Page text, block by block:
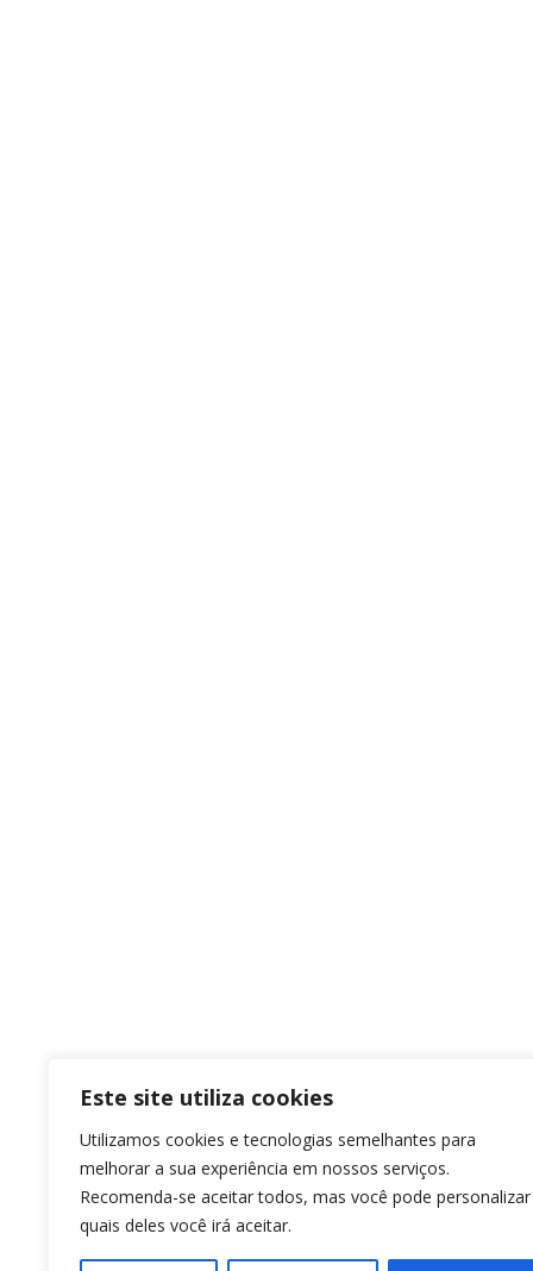
Este site utiliza cookies
Utilizamos cookies e tecnologias semelhantes para
melhorar a sua experiência em nossos serviços.
Recomenda-se aceitar todos, mas você pode personalizar
quais deles você irá aceitar.